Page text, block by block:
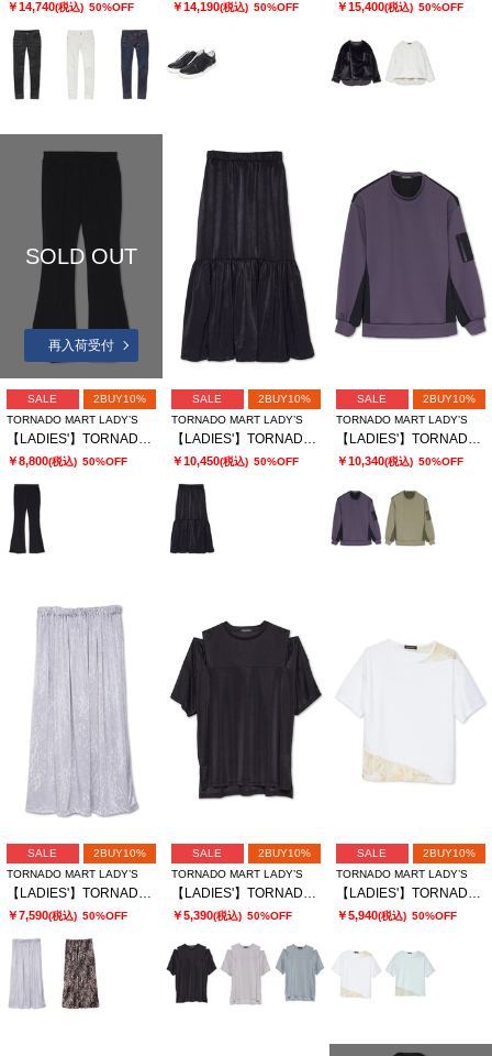
￥14,740(税込) 50%OFF ￥14,190(税込) 50%OFF ￥15,400(税込) 50%OFF
SOLD OUT
再入荷受付
SALE
2BUY10%
TORNADO MART LADY’S
【LADIES'】TORNADO MART∴トリコットリブイージーフレアパンツ
￥8,800(税込) 50%OFF
SALE
2BUY10%
TORNADO MART LADY’S
【LADIES'】TORNADO MART∴サテンティアードスカート
￥10,450(税込) 50%OFF
SALE
2BUY10%
TORNADO MART LADY’S
【LADIES'】TORNADO MART∴ダブルサテン切替プルオーバー
￥10,340(税込) 50%OFF
SALE
2BUY10%
TORNADO MART LADY’S
【LADIES'】TORNADO MART∴レオパードプリントイージースカート
￥7,590(税込) 50%OFF
SALE
2BUY10%
TORNADO MART LADY’S
【LADIES'】TORNADO MART∴ブライトスムーススリットオーバーTシャツ
￥5,390(税込) 50%OFF
SALE
2BUY10%
TORNADO MART LADY’S
【LADIES'】TORNADO MART∴シアーマーブル切り替えオーバーTシャツ
￥5,940(税込) 50%OFF